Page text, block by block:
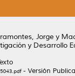
Jorge y
y Desarrollo
- Versión